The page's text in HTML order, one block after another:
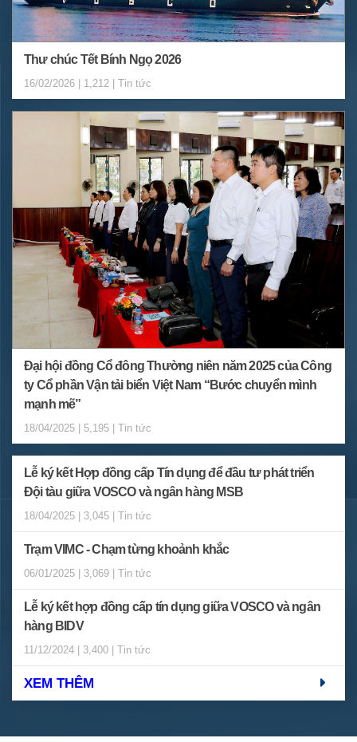
Thư chúc Tết Bính Ngọ 2026
16/02/2026 | 1,212 | Tin tức
Đại hội đồng Cổ đông Thường niên năm 2025 của Công
ty Cổ phần Vận tải biển Việt Nam “Bước chuyển mình
mạnh mẽ”
18/04/2025 | 5,195 | Tin tức
Lễ ký kết Hợp đồng cấp Tín dụng để đầu tư phát triển
Đội tàu giữa VOSCO và ngân hàng MSB
18/04/2025 | 3,045 | Tin tức
Trạm VIMC - Chạm từng khoảnh khắc
06/01/2025 | 3,069 | Tin tức
Lễ ký kết hợp đồng cấp tín dụng giữa VOSCO và ngân
hàng BIDV
11/12/2024 | 3,400 | Tin tức
XEM THÊM